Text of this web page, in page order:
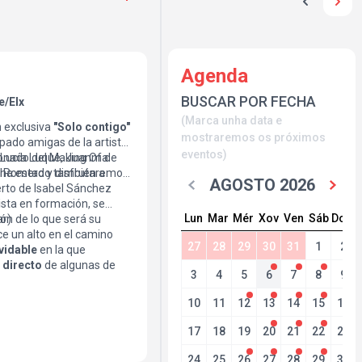
Elx
exclusiva "Solo contigo"
amigas de la artista
Luque, Juanma
estado también a
del Making Of de
y disfrutaremos
de Isabel Sánchez
en formación, se
de lo que será su
un alto en el camino
en la que
directo de algunas de
en él.
de autor, la
directas y muy
Agenda
BUSCAR POR FECHA
(Marca unha data e
mostraremos os próximos
eventos)
AGOSTO 2026
Lun Mar Mér Xov Ven Sáb Dom
27 28 29 30 31 1 2
3 4 5 6 7 8 9
10 11 12 13 14 15 16
17 18 19 20 21 22 23